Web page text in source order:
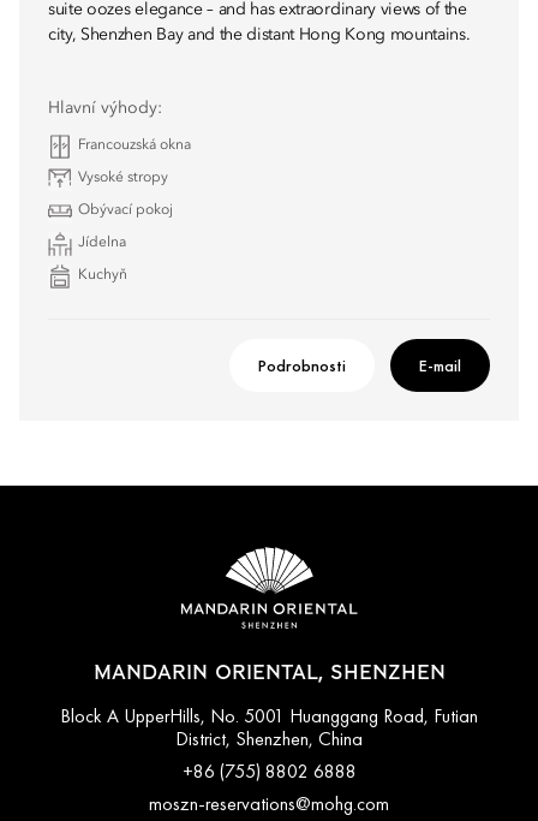
suite oozes elegance – and has extraordinary views of the
city, Shenzhen Bay and the distant Hong Kong mountains.
Hlavní výhody:
Francouzská okna
Vysoké stropy
Obývací pokoj
Jídelna
Kuchyň
Podrobnosti E-mail
MANDARIN ORIENTAL, SHENZHEN
Block A UpperHills, No. 5001 Huanggang Road, Futian
District, Shenzhen, China
+86 (755) 8802 6888
moszn-reservations@mohg.com